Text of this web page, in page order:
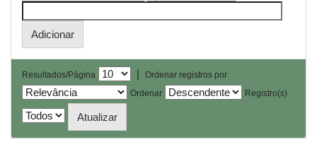
Resultados/Página |
Ordenar registros por
Ordenar
Registro(s)